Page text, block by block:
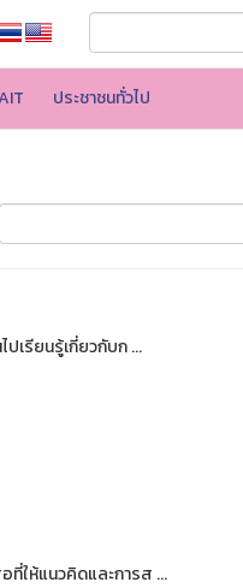
ประชาชนทั่วไป
เรียนรู้เกี่ยวกับก ...
ให้แนวคิดและการส ...